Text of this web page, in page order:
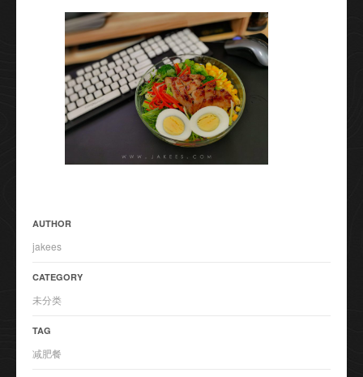
AUTHOR
jakees
CATEGORY
未分类
TAG
减肥餐